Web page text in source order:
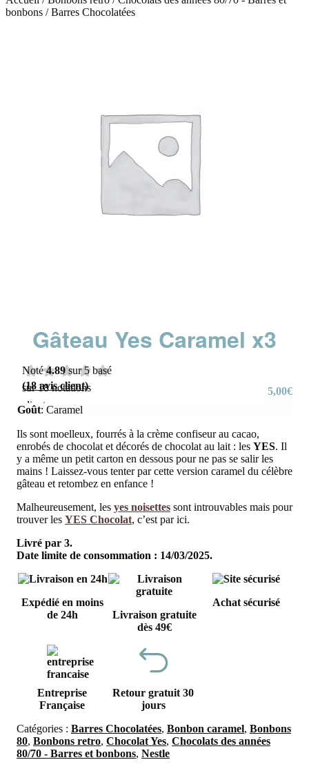
bonbons /Barres Chocolatées
Gâteau Yes Caramel x3
Noté4.89 sur 5 basé
sur18notations
client
(18avis client) 5,00€
Ils sont moelleux, fourrés à la crème confiseur au cacao,
enrobés de chocolat et décorés de chocolat au lait : les YES. Il
y a même un petit carton en dessous pour ne pas se salir les
mains ! Laissez-vous tenter par cette version caramel du célèbre
gâteau et retombez en enfance !
Malheureusement, les yes noisettes sont introuvables mais pour
trouver les YES Chocolat, c’est par ici.
Livré par 3.
Date limite de consommation : 14/03/2025.
Goût: Caramel
Expédié en moins
de 24h
Livraison gratuite
dès 49€
Achat sécurisé
Entreprise
Française
Retour gratuit 30
jours
Catégories : Barres Chocolatées, Bonbon caramel, Bonbons
80, Bonbons retro, Chocolat Yes, Chocolats des années
80/70 - Barres et bonbons, Nestle